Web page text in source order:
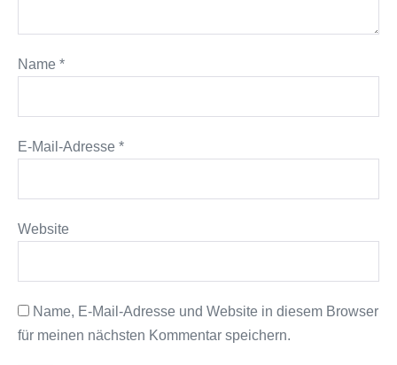
Name *
E-Mail-Adresse *
Website
Name, E-Mail-Adresse und Website in diesem Browser
für meinen nächsten Kommentar speichern.